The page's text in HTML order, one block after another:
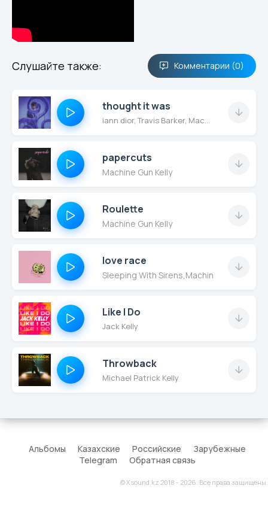
Слушайте также: Комментарии (0)
thought it was
iann dior, Travis Barker, Machine Gun Kelly
papercuts
Machine Gun Kelly
Roulette
Machine Gun Kelly
love race
Sleeping With Sirens Machine Gun Kelly
Like I Do
Jack Kelly
Throwback
Michael Patrick Kelly
Альбомы Казахские Российские
Зарубежные
Telegram
Обратная связь
© Xsound.kz 2018 - 2026. Все права защищены.